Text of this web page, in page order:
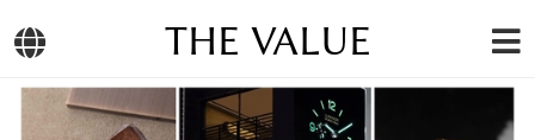
THE VALUE